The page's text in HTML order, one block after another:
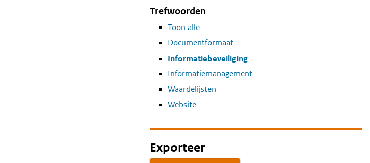
Trefwoorden
Toon alle
Documentformaat
Informatiebeveiliging
Informatiemanagement
Waardelijsten
Website
Exporteer